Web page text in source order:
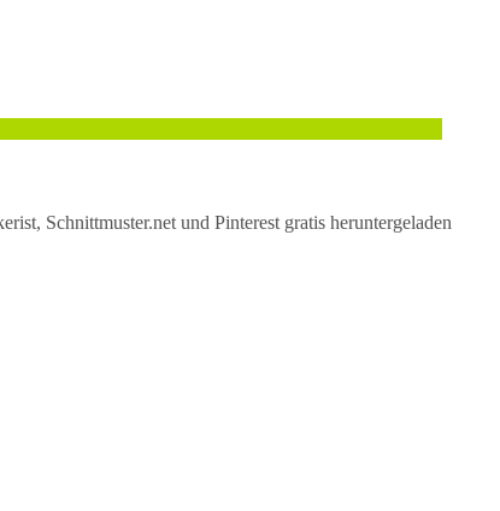
Schnittmuster.net und Pinterest gratis heruntergeladen